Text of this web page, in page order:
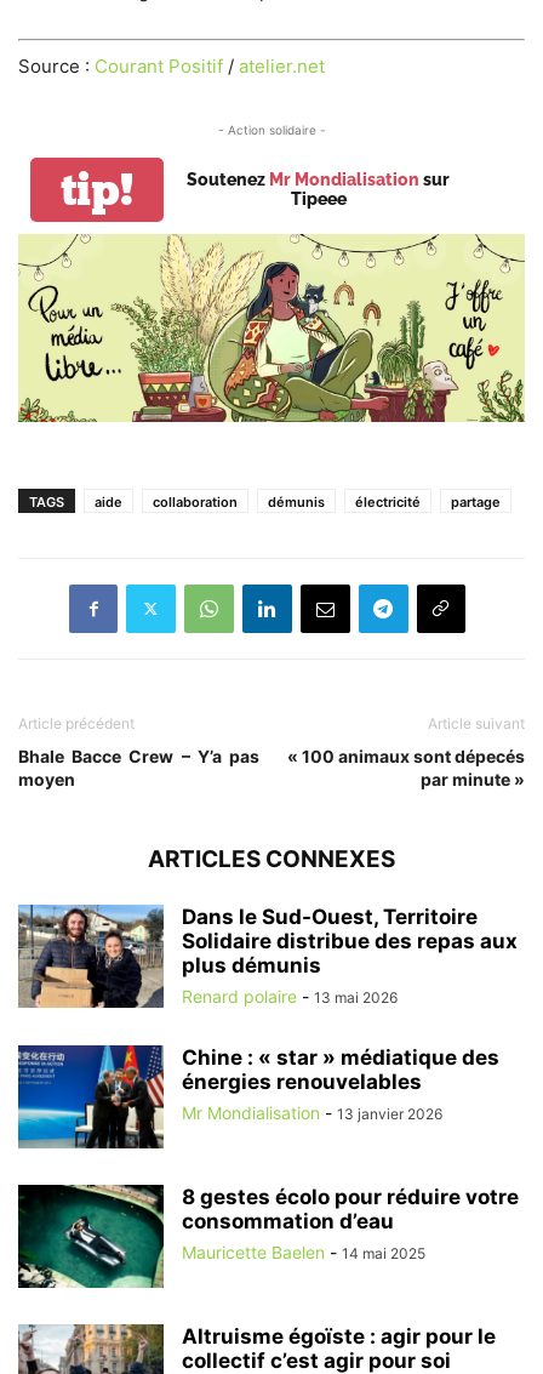
Source : Courant Positif / atelier.net
- Action solidaire -
tip! Soutenez Mr Mondialisation sur
Tipeee
TAGS aide collaboration démunis électricité partage
Article précédent
Bhale Bacce Crew – Y’a pas
moyen
Article suivant
« 100 animaux sont dépecés
par minute »
ARTICLES CONNEXES
Dans le Sud-Ouest, Territoire
Solidaire distribue des repas aux
plus démunis
Renard polaire - 13 mai 2026
Chine : « star » médiatique des
énergies renouvelables
Mr Mondialisation - 13 janvier 2026
8 gestes écolo pour réduire votre
consommation d’eau
Mauricette Baelen - 14 mai 2025
Altruisme égoïste : agir pour le
collectif c’est agir pour soi